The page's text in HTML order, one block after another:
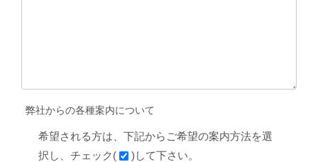
弊社からの各種案内について
希望される方は、下記からご希望の案内方法を選
択し、チェック(
)して下さい。